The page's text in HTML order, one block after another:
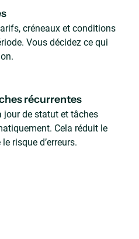
créneaux et conditions
Vous décidez ce qui
récurrentes
jour de statut et tâches
Cela réduit le
risque d’erreurs.